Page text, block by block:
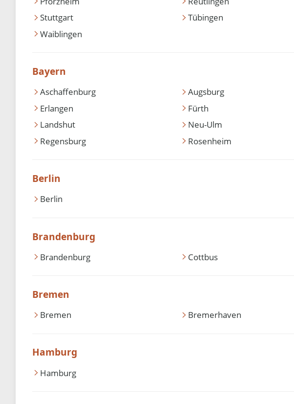
Stuttgart
Tübingen
Waiblingen
Bayern
Aschaffenburg Augsburg
Erlangen
Fürth
Landshut
Neu-Ulm
Regensburg
Rosenheim
Berlin
Berlin
Brandenburg
Brandenburg Cottbus
Bremen
Bremen Bremerhaven
Hamburg
Hamburg